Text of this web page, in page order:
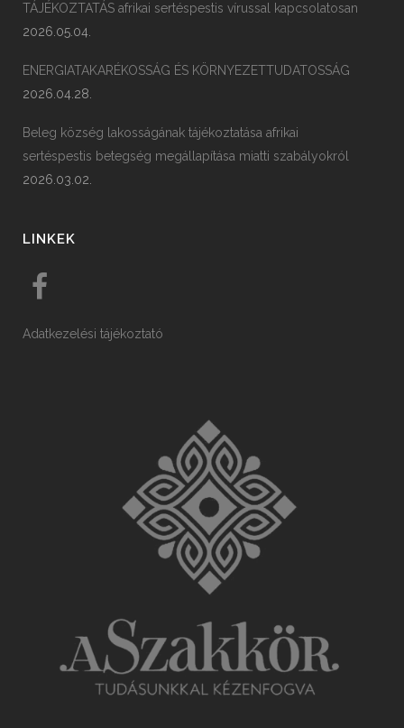
TÁJÉKOZTATÁS afrikai sertéspestis vírussal kapcsolatosan
2026.05.04.
ENERGIATAKARÉKOSSÁG ÉS KÖRNYEZETTUDATOSSÁG
2026.04.28.
Beleg község lakosságának tájékoztatása afrikai
sertéspestis betegség megállapítása miatti szabályokról
2026.03.02.
LINKEK
Adatkezelési tájékoztató